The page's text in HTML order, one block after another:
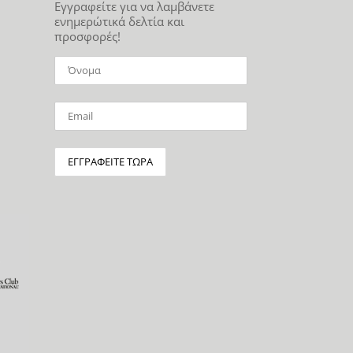
Εγγραφείτε για να λαμβάνετε
ενημερώτικά δελτία και
προσφορές!